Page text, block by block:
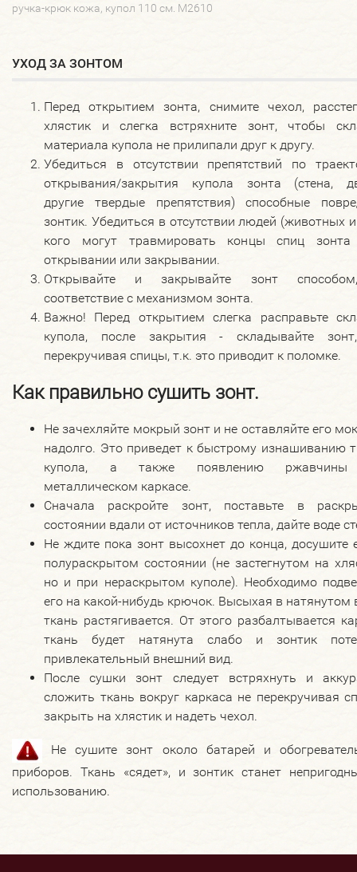
ручка-крюк кожа, купол 110 см. M2610
УХОД ЗА ЗОНТОМ
Перед открытием зонта, снимите чехол,
хлястик и слегка встряхните зонт, чтобы
материала купола не прилипали друг к другу.
Убедиться в отсутствии препятствий по
открывания/закрытия купола зонта (стена,
другие твердые препятствия) способные
зонтик. Убедиться в отсутствии людей (животных
кого могут травмировать концы спиц
открывании или закрывании.
Открывайте и закрывайте зонт
соответствие с механизмом зонта.
Важно! Перед открытием слегка расправьте
купола, после закрытия - складывайте
перекручивая спицы, т.к. это приводит к поломке.
Как правильно сушить зонт.
Не зачехляйте мокрый зонт и не оставляйте его
надолго. Это приведет к быстрому изнашиванию
купола, а также появлению
металлическом каркасе.
Сначала раскройте зонт, поставьте в
состоянии вдали от источников тепла, дайте воде
Не ждите пока зонт высохнет до конца, досушите
полураскрытом состоянии (не застегнутом на
но и при нераскрытом куполе). Необходимо
его на какой-нибудь крючок. Высыхая в натянутом
ткань растягивается. От этого разбалтывается
ткань будет натянута слабо и зонтик
привлекательный внешний вид.
После сушки зонт следует встряхнуть и
сложить ткань вокруг каркаса не перекручивая
закрыть на хлястик и надеть чехол.
Не сушите зонт около батарей и
приборов. Ткань «сядет», и зонтик станет
использованию.